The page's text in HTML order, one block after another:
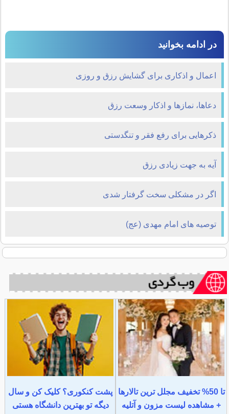
در ادامه بخوانید
اعمال و اذکاری برای گشایش رزق و روزی
دعاها، نمازها و اذکار وسعت رزق
ذکرهایی برای رفع فقر و تنگدستی
آیه به جهت زیادی رزق
اگر در مشکلی سخت گرفتار شدی
توصیه هاى امام مهدى (عج)
تا 50% تخفیف مجلل ترین تالارها
+ مشاهده لیست مزون و آتلیه
پشت کنکوری؟ کلیک کن و سال
دیگه تو بهترین دانشگاه هستی